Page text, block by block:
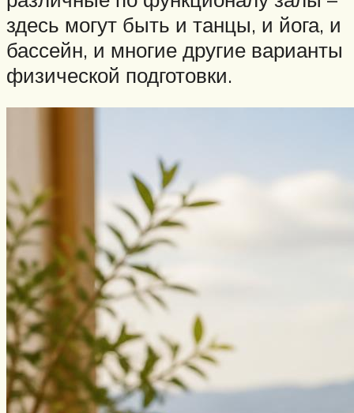
здесь могут быть и танцы, и йога, и
бассейн, и многие другие варианты
физической подготовки.